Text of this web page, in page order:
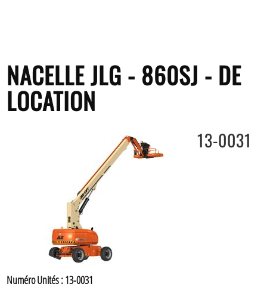
NACELLE JLG - 860SJ - DE
LOCATION
13-0031
Numéro Unités : 13-0031